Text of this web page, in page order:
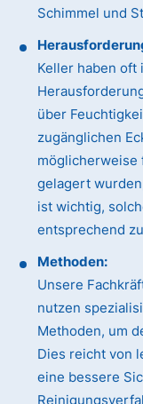
Schimmel und
Keller haben oft
über
zugänglichen
möglicherweise
gelagert
ist wichtig,
entsprechend
Methoden:
Unsere
nutzen
Methoden, um
Dies reicht von
eine bessere